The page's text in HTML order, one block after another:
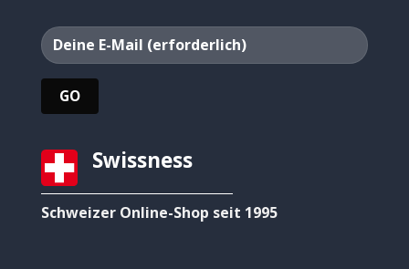
Swissness
Schweizer Online-Shop seit 1995